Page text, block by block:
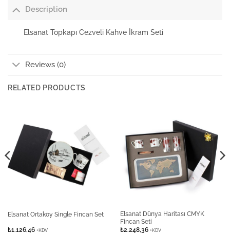
Description
Elsanat Topkapı Cezveli Kahve İkram Seti
Reviews (0)
RELATED PRODUCTS
Elsanat Ortaköy Single Fincan Set
₺1.126,46 +KDV
Elsanat Dünya Haritası CMYK
Fincan Seti
₺2.248,36 +KDV